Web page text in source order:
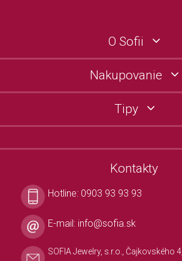
O Sofii
Nakupovanie
Tipy
Kontakty
Hotline: 0903 93 93 93
E-mail: info@sofia.sk
SOFIA Jewelry, s.r.o., Čajkovského 4,